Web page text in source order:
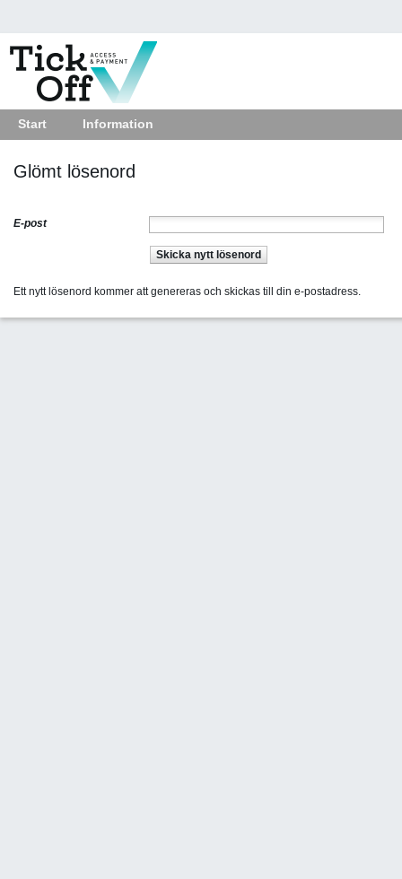
Start Information
Glömt lösenord
E-post
Skicka nytt lösenord
Ett nytt lösenord kommer att genereras och skickas till din e-postadress.